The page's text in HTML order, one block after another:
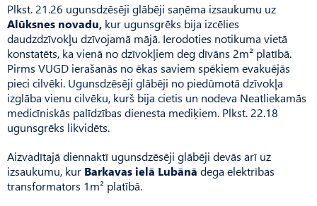
Plkst. 21.26 ugunsdzēsēji glābēji saņēma izsaukumu uz
Alūksnes novadu, kur ugunsgrēks bija izcēlies
daudzdzīvokļu dzīvojamā mājā. Ierodoties notikuma vietā
konstatēts, ka vienā no dzīvokļiem deg dīvāns 2m² platībā.
Pirms VUGD ierašanās no ēkas saviem spēkiem evakuējās
pieci cilvēki. Ugunsdzēsēji glābēji no piedūmotā dzīvokļa
izglāba vienu cilvēku, kurš bija cietis un nodeva Neatliekamās
medicīniskās palīdzības dienesta mediķiem. Plkst. 22.18
ugunsgrēks likvidēts.
Aizvadītajā diennaktī ugunsdzēsēji glābēji devās arī uz
izsaukumu, kur Barkavas ielā Lubānā dega elektrības
transformators 1m² platībā.